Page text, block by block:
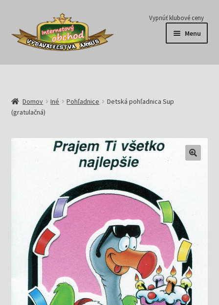
Preskočiť
navigáciu
Preskočiť
obsah
Vypnúť klubové ceny
Menu
Série
E-knihy
Predplatné
Knižný klub
Kontakt
Domov Iné Pohľadnice
Detská pohľadnica Sup
(gratulačná)